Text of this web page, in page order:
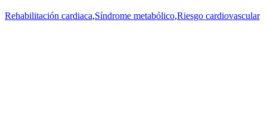
Rehabilitación cardiaca,Síndrome metabólico,Riesgo cardiovascular